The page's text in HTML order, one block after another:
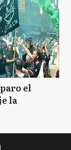
el
la